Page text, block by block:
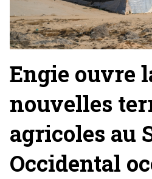
Engie ouvre
nouvelles
agricoles au
Occidental